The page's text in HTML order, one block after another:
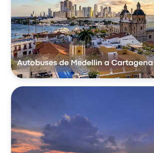
Autobuses de Medellin a Cartagena